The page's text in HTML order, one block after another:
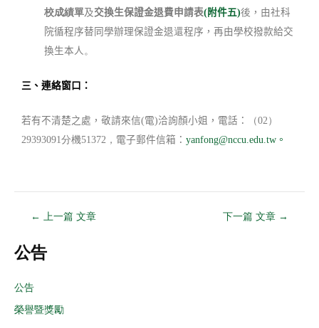
校成績單及交換生保證金退費申請表(附件五)後 ，由社科
院循程序替同學辦理保證金退還程序，再由學校撥款給交
換生本人 。
三、連絡窗口：
若有不清楚之處，敬請來信(電)洽詢顏小姐，電話： （02 ）
29393091 分機51372 ， 電子郵件信箱： yanfong@nccu.edu.tw 。
← 上一篇 文章 下一篇 文章 →
公告
公告
榮譽暨獎勵